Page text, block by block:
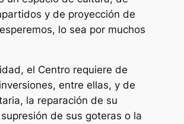
y de proyección de
lo sea por muchos
el Centro requiere de
entre ellas, y de
la reparación de su
de sus goteras o la